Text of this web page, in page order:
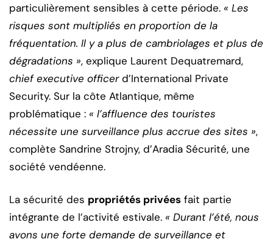
particulièrement sensibles à cette période. « Les
risques sont multipliés en proportion de la
fréquentation. Il y a plus de cambriolages et plus de
dégradations », explique Laurent Dequatremard,
chief executive officerd’International Private
Security. Sur la côte Atlantique, même
problématique : « l’affluence des touristes
nécessite une surveillance plus accrue des sites »,
complète Sandrine Strojny, d’Aradia Sécurité, une
société vendéenne.
La sécurité des propriétés privées fait partie
intégrante de l’activité estivale. « Durant l’été, nous
avons une forte demande de surveillance et